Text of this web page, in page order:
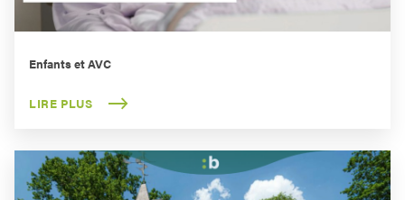
Enfants et AVC
LIRE PLUS